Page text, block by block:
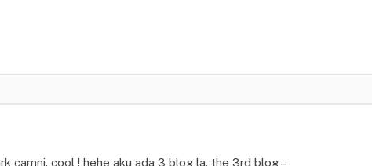
camni. cool ! hehe aku ada 3 blog la. the 3rd blog –